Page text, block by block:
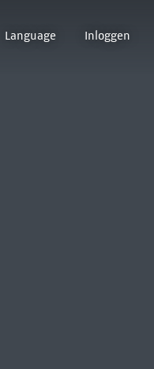
Language Inloggen